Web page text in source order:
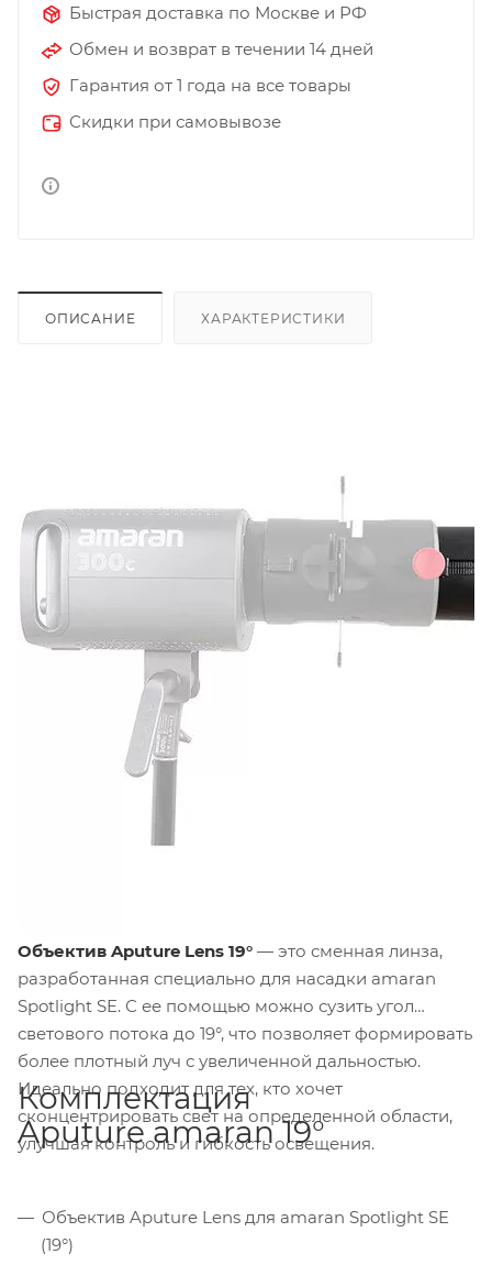
Быстрая доставка по Москве и РФ
Обмен и возврат в течении 14 дней
Гарантия от 1 года на все товары
Скидки при самовывозе
ОПИСАНИЕ ХАРАКТЕРИСТИКИ
Объектив Aputure Lens 19° — это сменная линза,
разработанная специально для насадки amaran
Spotlight SE. С ее помощью можно сузить угол
светового потока до 19°, что позволяет формировать
более плотный луч с увеличенной дальностью.
Идеально подходит для тех, кто хочет
сконцентрировать свет на определенной области,
улучшая контроль и гибкость освещения.
Комплектация
Aputure amaran 19°
Объектив Aputure Lens для amaran Spotlight SE
(19°)